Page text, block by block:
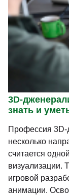
3D-
знать и
Профессия 3D-
несколько
считается
визуализации.
игровой
анимации.